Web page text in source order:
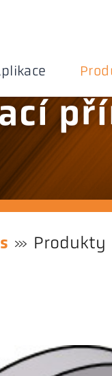
Produkty